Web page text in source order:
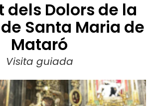
dels Dolors de la
Santa Maria de
Mataró
Visita guiada